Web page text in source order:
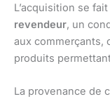
L’acquisition se
revendeur, un
aux commerçants,
produits
La provenance de